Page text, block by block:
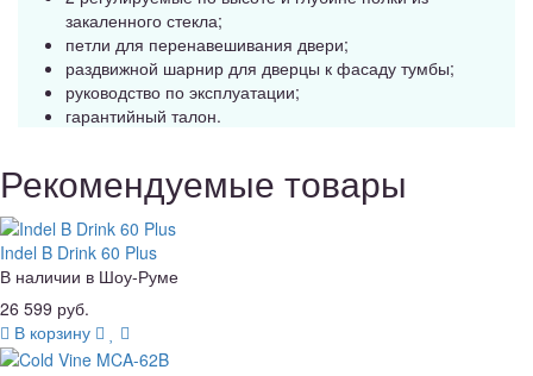
закаленного стекла;
петли для перенавешивания двери;
раздвижной шарнир для дверцы к фасаду тумбы;
руководство по эксплуатации;
гарантийный талон.
Рекомендуемые товары
Indel B Drink 60 Plus
В наличии в Шоу-Руме
26 599 руб.
В корзину